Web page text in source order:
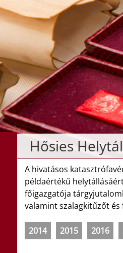
Hősies
A hivatásos
példaértékű
főigazgatója
valamint szalagkitűzőt
2014 2015 2016